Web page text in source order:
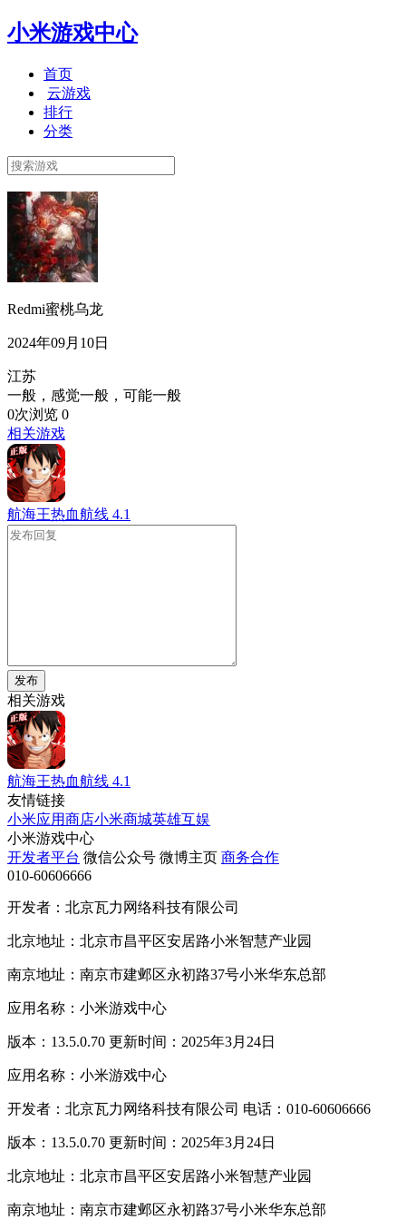
小米游戏中心
首页
云游戏
排行
分类
Redmi蜜桃乌龙
2024年09月10日
江苏
一般，感觉一般，可能一般
0次浏览 0
相关游戏
航海王热血航线 4.1
发布
相关游戏
航海王热血航线 4.1
友情链接
小米应用商店小米商城英雄互娱
小米游戏中心
开发者平台 微信公众号 微博主页 商务合作
010-60606666
开发者：北京瓦力网络科技有限公司
北京地址：北京市昌平区安居路小米智慧产业园
南京地址：南京市建邺区永初路37号小米华东总部
应用名称：小米游戏中心
版本：13.5.0.70 更新时间：2025年3月24日
应用名称：小米游戏中心
开发者：北京瓦力网络科技有限公司 电话：010-60606666
版本：13.5.0.70 更新时间：2025年3月24日
北京地址：北京市昌平区安居路小米智慧产业园
南京地址：南京市建邺区永初路37号小米华东总部